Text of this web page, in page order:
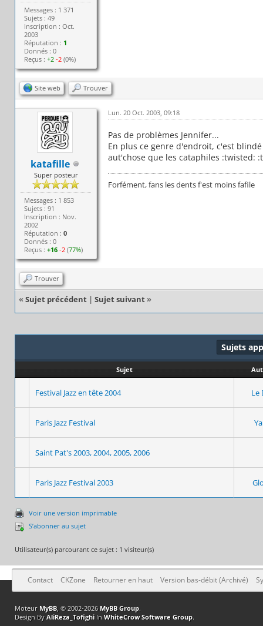
Messages : 1 371
Sujets : 49
Inscription : Oct.
2003
Réputation : 1
Donnés : 0
Reçus :+2 -2 (0%)
Site web Trouver
katafille
Super posteur
Messages : 1 853
Sujets : 91
Inscription : Nov.
2002
Réputation :0
Donnés : 0
Reçus :+16 -2 (77%)
Lun. 20 Oct. 2003, 09:18
Pas de problèmes Jennifer...
En plus ce genre d'endroit, c'est
aut'chose que les cataphiles :twisted:
Forfément, fans les dents f'est moins fafile
Trouver
« Sujet précédent | Sujet suivant »
Sujets
Sujet
Festival Jazz en tête 2004 Le
Paris Jazz Festival
Saint Pat's 2003, 2004, 2005, 2006
Paris Jazz Festival 2003
Voir une version imprimable
S’abonner au sujet
Utilisateur(s) parcourant ce sujet : 1 visiteur(s)
Contact CKZone Retourner en haut Version bas-débit (Archivé)
Moteur MyBB, © 2002-2026 MyBB Group.
Design By AliReza_TofighiIn WhiteCrow Software Group.